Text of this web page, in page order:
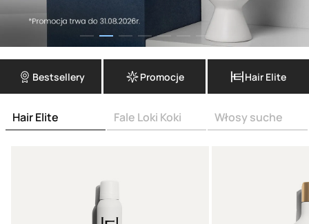
Bestsellery Promocje Hair Elite
Hair Elite Fale Loki Koki Włosy suche